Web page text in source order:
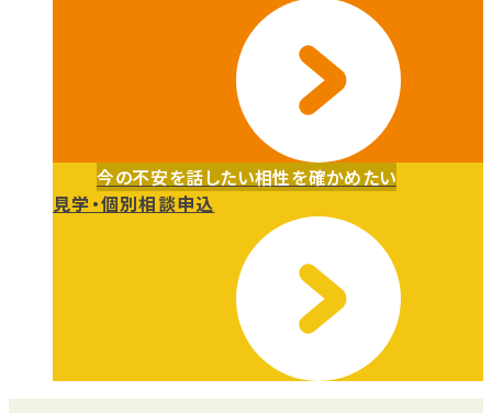
今の不安を話したい相性を確かめたい
見学・個別相談申込